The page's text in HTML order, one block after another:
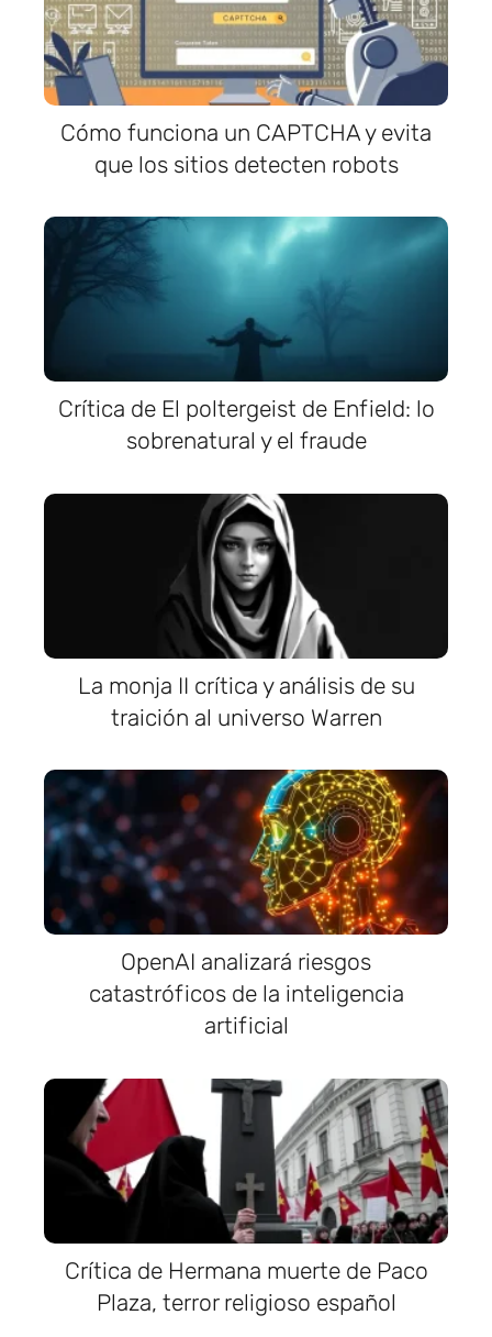
Cómo funciona un CAPTCHA y evita
que los sitios detecten robots
Crítica de El poltergeist de Enfield: lo
sobrenatural y el fraude
La monja II crítica y análisis de su
traición al universo Warren
OpenAI analizará riesgos
catastróficos de la inteligencia
artificial
Crítica de Hermana muerte de Paco
Plaza, terror religioso español